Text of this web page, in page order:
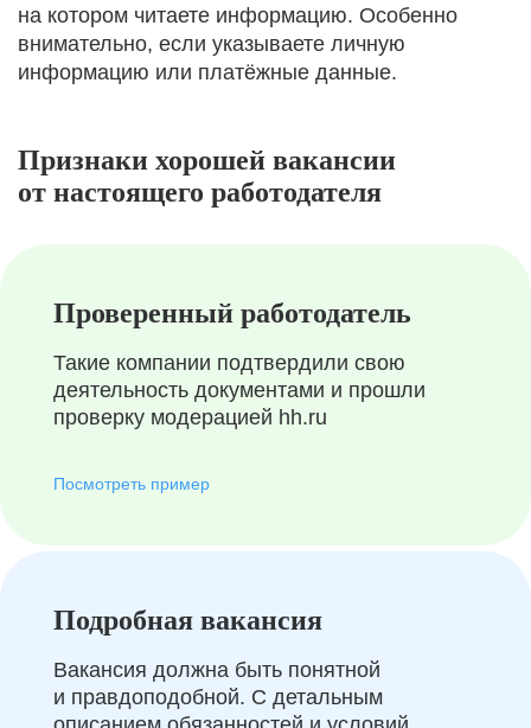
на котором читаете информацию. Особенно
внимательно, если указываете личную
информацию или платёжные данные.
Признаки хорошей вакансии
от настоящего работодателя
Проверенный работодатель
Такие компании подтвердили свою
деятельность документами и прошли
проверку модерацией hh.ru
Посмотреть пример
Подробная вакансия
Вакансия должна быть понятной
и правдоподобной. С детальным